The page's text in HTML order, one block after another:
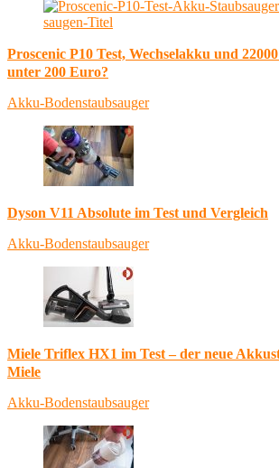
Proscenic P10 Test, Wechselakku und
unter 200 Euro?
Akku-Bodenstaubsauger
Dyson V11 Absolute im Test und Vergleich
Akku-Bodenstaubsauger
Miele Triflex HX1 im Test – der neue
Miele
Akku-Bodenstaubsauger